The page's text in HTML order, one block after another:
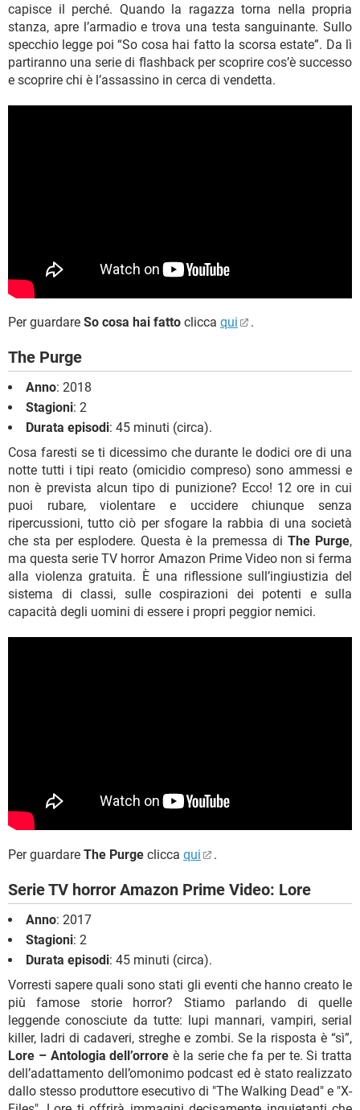
capisce il perché. Quando la ragazza torna nella propria
stanza, apre l’armadio e trova una testa sanguinante. Sullo
specchio legge poi “So cosa hai fatto la scorsa estate”. Da lì
partiranno una serie di flashback per scoprire cos’è successo
e scoprire chi è l’assassino in cerca di vendetta.
Per guardare So cosa hai fatto clicca qui .
The Purge
Anno: 2018
Stagioni: 2
Durata episodi: 45 minuti (circa).
Cosa faresti se ti dicessimo che durante le dodici ore di una
notte tutti i tipi reato (omicidio compreso) sono ammessi e
non è prevista alcun tipo di punizione? Ecco! 12 ore in cui
puoi rubare, violentare e uccidere chiunque senza
ripercussioni, tutto ciò per sfogare la rabbia di una società
che sta per esplodere. Questa è la premessa di The Purge,
ma questa serie TV horror Amazon Prime Video non si ferma
alla violenza gratuita. È una riflessione sull’ingiustizia del
sistema di classi, sulle cospirazioni dei potenti e sulla
capacità degli uomini di essere i propri peggior nemici.
Per guardare The Purge clicca qui .
Serie TV horror Amazon Prime Video: Lore
Anno: 2017
Stagioni: 2
Durata episodi: 45 minuti (circa).
Vorresti sapere quali sono stati gli eventi che hanno creato le
più famose storie horror? Stiamo parlando di quelle
leggende conosciute da tutte: lupi mannari, vampiri, serial
killer, ladri di cadaveri, streghe e zombi. Se la risposta è “sì”,
Lore – Antologia dell’orrore è la serie che fa per te. Si tratta
dell’adattamento dell’omonimo podcast ed è stato realizzato
dallo stesso produttore esecutivo di "The Walking Dead" e "X-